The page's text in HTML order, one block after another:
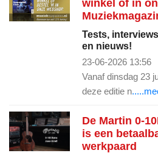
winkel of in
Tests,
en nieuws!
23-06-2026 13:56
Vanaf dinsdag 23
deze editie n
De Martin 0-
is een
werkpaard